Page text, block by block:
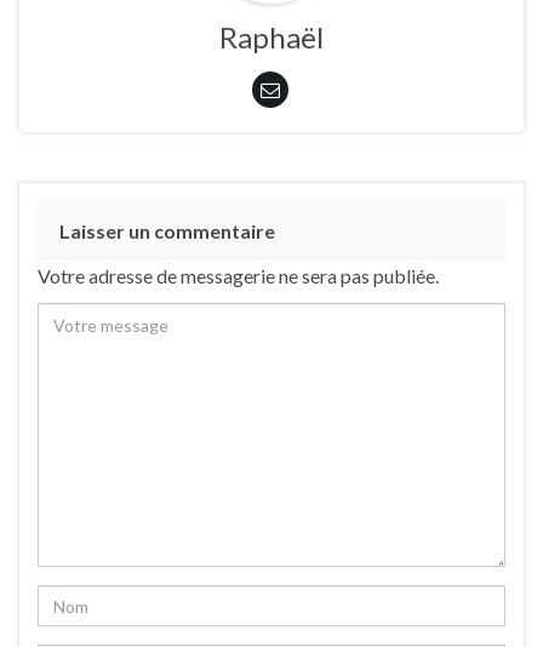
Raphaël
Laisser un commentaire
Votre adresse de messagerie ne sera pas publiée.